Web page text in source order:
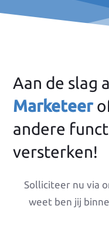
Aan de slag
Marketeer
andere
versterken!
Solliciteer nu via
weet ben jij